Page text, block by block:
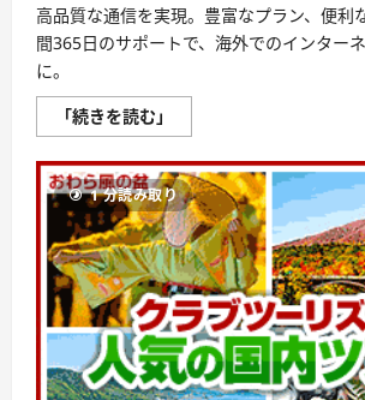
高品質な通信を実現。豊富なプラン、便利
間365日のサポートで、海外でのインター
に。
「続きを読む」
ロ
バ
ル
WiFi
評
判、
良
い
口
コ
ミ、
悪
い
口
コ
1 分読み取り